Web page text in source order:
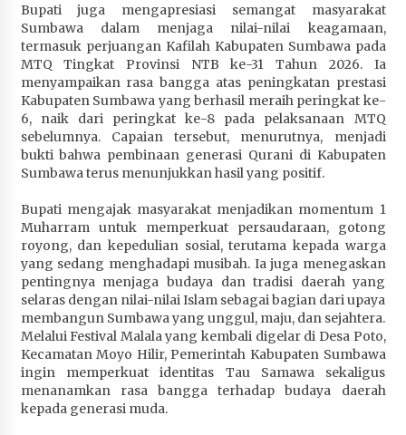
Bupati juga mengapresiasi semangat masyarakat
Sumbawa dalam menjaga nilai-nilai keagamaan,
termasuk perjuangan Kafilah Kabupaten Sumbawa pada
MTQ Tingkat Provinsi NTB ke-31 Tahun 2026. Ia
menyampaikan rasa bangga atas peningkatan prestasi
Kabupaten Sumbawa yang berhasil meraih peringkat ke-
6, naik dari peringkat ke-8 pada pelaksanaan MTQ
sebelumnya. Capaian tersebut, menurutnya, menjadi
bukti bahwa pembinaan generasi Qurani di Kabupaten
Sumbawa terus menunjukkan hasil yang positif.
Bupati mengajak masyarakat menjadikan momentum 1
Muharram untuk memperkuat persaudaraan, gotong
royong, dan kepedulian sosial, terutama kepada warga
yang sedang menghadapi musibah. Ia juga menegaskan
pentingnya menjaga budaya dan tradisi daerah yang
selaras dengan nilai-nilai Islam sebagai bagian dari upaya
membangun Sumbawa yang unggul, maju, dan sejahtera.
Melalui Festival Malala yang kembali digelar di Desa Poto,
Kecamatan Moyo Hilir, Pemerintah Kabupaten Sumbawa
ingin memperkuat identitas Tau Samawa sekaligus
menanamkan rasa bangga terhadap budaya daerah
kepada generasi muda.